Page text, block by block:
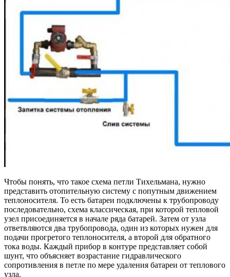
Чтобы понять, что такое схема петли Тихельмана, нужно
представить отопительную систему с попутным движением
теплоносителя. То есть батареи подключены к трубопроводу
последовательно, схема классическая, при которой тепловой
узел присоединяется в начале ряда батарей. Затем от узла
ответвляются два трубопровода, один из которых нужен для
подачи прогретого теплоносителя, а второй для обратного
тока воды. Каждый прибор в контуре представляет собой
шунт, что объясняет возрастание гидравлического
сопротивления в петле по мере удаления батареи от теплового
узла.